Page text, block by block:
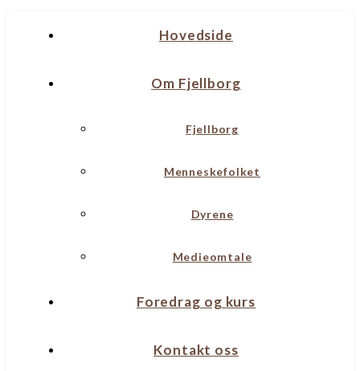
Hovedside
Om Fjellborg
Fjellborg
Menneskefolket
Dyrene
Medieomtale
Foredrag og kurs
Kontakt oss